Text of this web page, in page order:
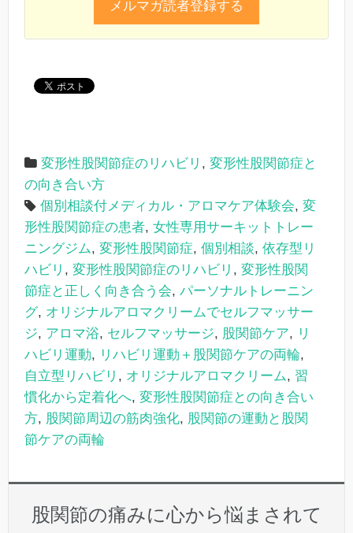
変形性股関節症のリハビリ , 変形性股関節症と
の向き合い方
個別相談付メディカル・アロマケア体験会, 変
形性股関節症の患者, 女性専用サーキットトレー
ニングジム, 変形性股関節症, 個別相談, 依存型リ
ハビリ , 変形性股関節症のリハビリ , 変形性股関
節症と正しく向き合う会, パーソナルトレーニン
グ, オリジナルアロマクリームでセルフマッサー
ジ, アロマ浴, セルフマッサージ, 股関節ケア, リ
ハビリ運動, リハビリ運動＋股関節ケアの両輪,
自立型リハビリ , オリジナルアロマクリーム, 習
慣化から定着化へ, 変形性股関節症との向き合い
方, 股関節周辺の筋肉強化, 股関節の運動と股関
節ケアの両輪
股関節の痛みに心から悩まされて